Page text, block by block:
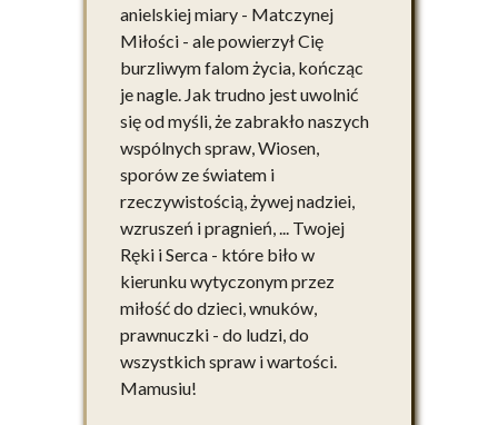
anielskiej miary - Matczynej
Miłości - ale powierzył Cię
burzliwym falom życia, kończąc
je nagle. Jak trudno jest uwolnić
się od myśli, że zabrakło naszych
wspólnych spraw, Wiosen,
sporów ze światem i
rzeczywistością, żywej nadziei,
wzruszeń i pragnień, ... Twojej
Ręki i Serca - które biło w
kierunku wytyczonym przez
miłość do dzieci, wnuków,
prawnuczki - do ludzi, do
wszystkich spraw i wartości.
Mamusiu!